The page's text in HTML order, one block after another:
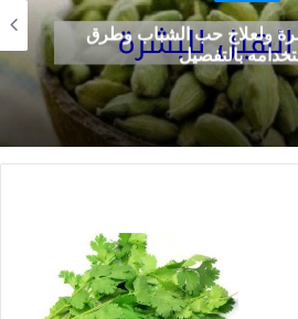
ولعلاج حب الشباب وطرق
بالتفصيل